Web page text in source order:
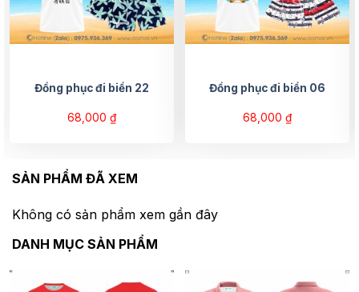
Đồng phục đi biển 22
68,000 ₫
Đồng phục đi biển 06
68,000 ₫
SẢN PHẨM ĐÃ XEM
Không có sản phẩm xem gần đây
DANH MỤC SẢN PHẨM